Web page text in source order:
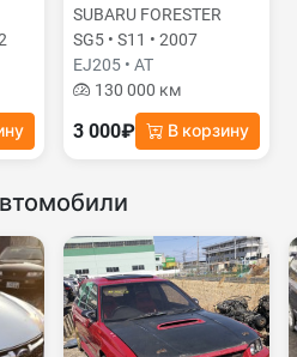
SUBARU FORESTER
SG5 • S11 • 2007
EJ205 • AT
130 000 км
3 000₽ В корзину